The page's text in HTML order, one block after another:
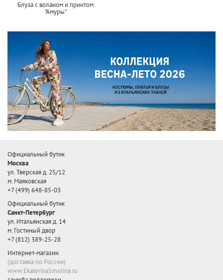
Блуза с воланом и принтом
"Амуры"
Официальный бутик
Москва
ул. Тверская д. 25/12
м. Маяковская
+7 (499) 648-85-03
Официальный бутик
Санкт-Петербург
ул. Итальянская д. 14
м. Гостиный двор
+7 (812) 389-25-28
Интернет-магазин
(доставка по России)
www.EkaterinaSmolina.ru